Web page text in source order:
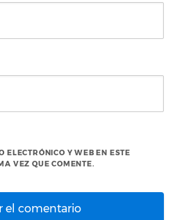
ELECTRÓNICO Y WEB EN ESTE
VEZ QUE COMENTE.